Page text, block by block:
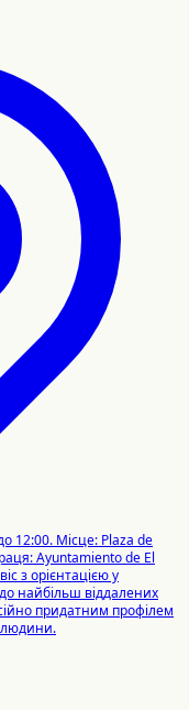
12:00. Місце: Plaza de
Ayuntamiento de El
з орієнтацією у
найбільш віддалених
придатним профілем
людини.